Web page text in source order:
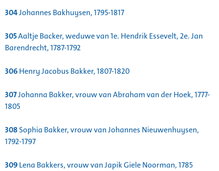
304Johannes Bakhuysen, 1795-1817
305Aaltje Backer, weduwe van 1e. Hendrik Essevelt, 2e. Jan
Barendrecht, 1787-1792
306Henry Jacobus Bakker, 1807-1820
307Johanna Bakker, vrouw van Abraham van der Hoek, 1777-
1805
308Sophia Bakker, vrouw van Johannes Nieuwenhuysen,
1792-1797
309Lena Bakkers, vrouw van Japik Giele Noorman, 1785